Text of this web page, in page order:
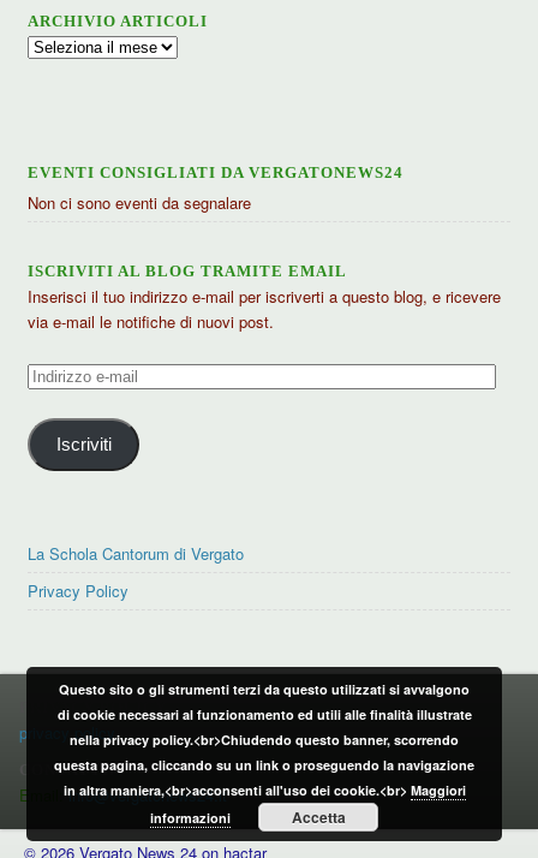
ARCHIVIO ARTICOLI
Archivio
EVENTI CONSIGLIATI DA VERGATONEWS24
Non ci sono eventi da segnalare
ISCRIVITI AL BLOG TRAMITE EMAIL
Inserisci il tuo indirizzo e-mail per iscriverti a questo blog, e ricevere
via e-mail le notifiche di nuovi post.
Indirizzo
mail
Iscriviti
La Schola Cantorum di Vergato
Privacy Policy
PRIVACY POLICY
privacy policy
CONTATTI:
Email:info@vergatonews24.it
© 2026 Vergato News 24 on hactar
Questo sito o gli strumenti terzi da questo utilizzati si avvalgono
di cookie necessari al funzionamento ed utili alle finalità illustrate
nella privacy policy.<br>Chiudendo questo banner, scorrendo
questa pagina, cliccando su un link o proseguendo la navigazione
in altra maniera,<br>acconsenti all'uso dei cookie.<br> Maggiori
informazioni
Accetta